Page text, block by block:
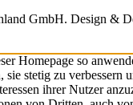
GmbH. Design &
Homepage so
sie stetig zu verbessern
ihrer Nutzer